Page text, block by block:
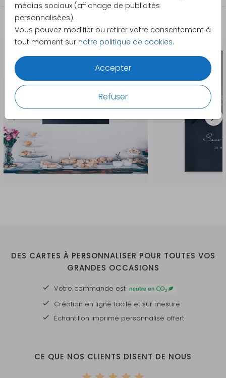
médias sociaux (affichage de publicités
personnalisées).
Vous pouvez modifier ou retirer votre consentement à
tout moment sur notre politique de cookies.
Accepter
Refuser
La papeterie assortie
DES CARTES À PERSONNALISER POUR TOUTES VOS
GRANDES OCCASIONS
Votre commande est
Création en ligne facile et sur mesure
Échantillon imprimé personnalisé offert
CE QUE NOS CLIENTS DISENT DE NOUS